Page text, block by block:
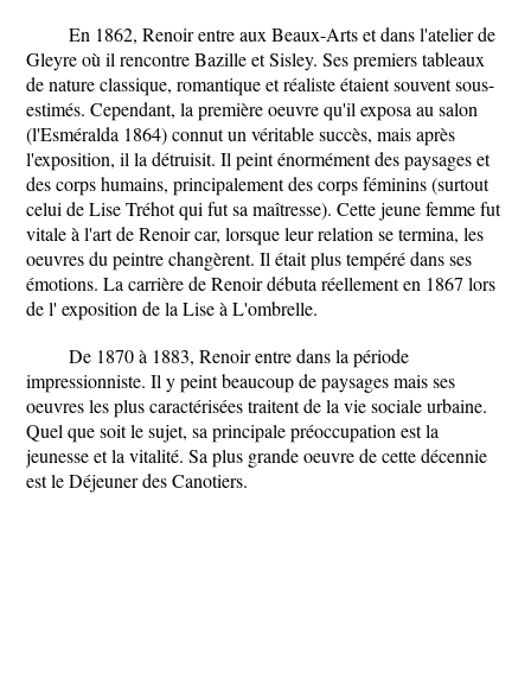
En 1862, Renoir entre aux Beaux-Arts et dans l'atelier de
Gleyre où il rencontre Bazille et Sisley. Ses premiers tableaux
de nature classique, romantique et réaliste étaient souvent sous-
estimés. Cependant, la première oeuvre qu'il exposa au salon
(l'Esméralda 1864) connut un véritable succès, mais après
l'exposition, il la détruisit. Il peint énormément des paysages et
des corps humains, principalement des corps féminins (surtout
celui de Lise Tréhot qui fut sa maîtresse). Cette jeune femme fut
vitale à l'art de Renoir car, lorsque leur relation se termina, les
oeuvres du peintre changèrent. Il était plus tempéré dans ses
émotions. La carrière de Renoir débuta réellement en 1867 lors
de l' exposition de la Lise à L'ombrelle.
De 1870 à 1883, Renoir entre dans la période
impressionniste. Il y peint beaucoup de paysages mais ses
oeuvres les plus caractérisées traitent de la vie sociale urbaine.
Quel que soit le sujet, sa principale préoccupation est la
jeunesse et la vitalité. Sa plus grande oeuvre de cette décennie
est le Déjeuner des Canotiers.